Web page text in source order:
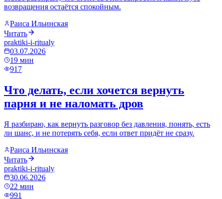
возвращения остаётся спокойным.
Раиса Ильинская
Читать
praktiki-i-ritualy
03.07.2026
19 мин
917
Что делать, если хочется вернуть
парня и не наломать дров
Я разбираю, как вернуть разговор без давления, понять, есть
ли шанс, и не потерять себя, если ответ придёт не сразу.
Раиса Ильинская
Читать
praktiki-i-ritualy
30.06.2026
22 мин
991